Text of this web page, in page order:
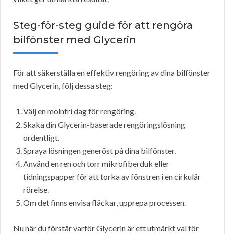
Steg-för-steg guide för att rengöra
bilfönster med Glycerin
För att säkerställa en effektiv rengöring av dina bilfönster
med Glycerin, följ dessa steg:
Välj en molnfri dag för rengöring.
Skaka din Glycerin-baserade rengöringslösning
ordentligt.
Spraya lösningen generöst på dina bilfönster.
Använd en ren och torr mikrofiberduk eller
tidningspapper för att torka av fönstren i en cirkulär
rörelse.
Om det finns envisa fläckar, upprepa processen.
Nu när du förstår varför Glycerin är ett utmärkt val för